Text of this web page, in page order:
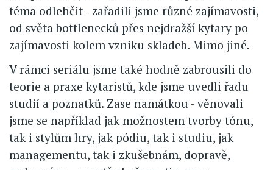
téma odlehčit - zařadili jsme různé zajímavosti,
od světa bottlenecků přes nejdražší kytary po
zajímavosti kolem vzniku skladeb. Mimo jiné.
V rámci seriálu jsme také hodně zabrousili do
teorie a praxe kytaristů, kde jsme uvedli řadu
studií a poznatků. Zase namátkou - věnovali
jsme se například jak možnostem tvorby tónu,
tak i stylům hry, jak pódiu, tak i studiu, jak
managementu, tak i zkušebnám, dopravě,